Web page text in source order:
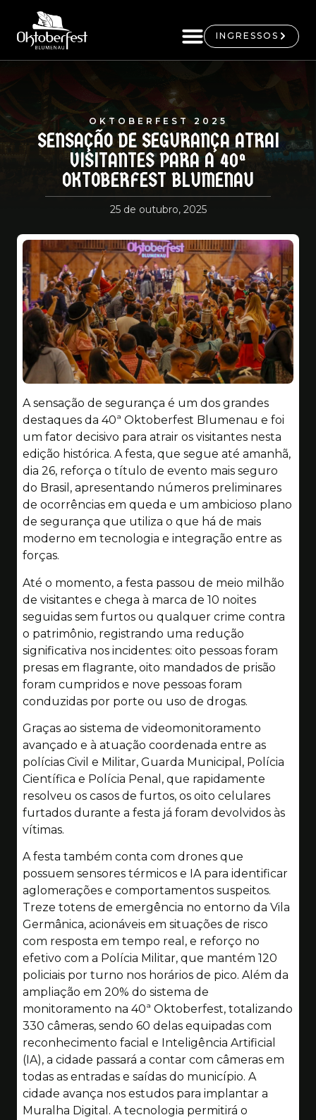
INGRESSOS
OKTOBERFEST 2025
SENSAÇÃO DE SEGURANÇA ATRAI
VISITANTES PARA A 40ª
OKTOBERFEST BLUMENAU
25 de outubro, 2025
A sensação de segurança é um dos grandes
destaques da 40ª Oktoberfest Blumenau e foi
um fator decisivo para atrair os visitantes nesta
edição histórica. A festa, que segue até amanhã,
dia 26, reforça o título de evento mais seguro
do Brasil, apresentando números preliminares
de ocorrências em queda e um ambicioso plano
de segurança que utiliza o que há de mais
moderno em tecnologia e integração entre as
forças.
Até o momento, a festa passou de meio milhão
de visitantes e chega à marca de 10 noites
seguidas sem furtos ou qualquer crime contra
o patrimônio, registrando uma redução
significativa nos incidentes: oito pessoas foram
presas em flagrante, oito mandados de prisão
foram cumpridos e nove pessoas foram
conduzidas por porte ou uso de drogas.
Graças ao sistema de videomonitoramento
avançado e à atuação coordenada entre as
polícias Civil e Militar, Guarda Municipal, Polícia
Científica e Polícia Penal, que rapidamente
resolveu os casos de furtos, os oito celulares
furtados durante a festa já foram devolvidos às
vítimas.
A festa também conta com drones que
possuem sensores térmicos e IA para identificar
aglomerações e comportamentos suspeitos.
Treze totens de emergência no entorno da Vila
Germânica, acionáveis em situações de risco
com resposta em tempo real, e reforço no
efetivo com a Polícia Militar, que mantém 120
policiais por turno nos horários de pico. Além da
ampliação em 20% do sistema de
monitoramento na 40ª Oktoberfest, totalizando
330 câmeras, sendo 60 delas equipadas com
reconhecimento facial e Inteligência Artificial
(IA), a cidade passará a contar com câmeras em
todas as entradas e saídas do município. A
cidade avança nos estudos para implantar a
Muralha Digital. A tecnologia permitirá o